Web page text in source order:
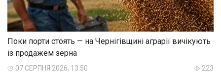
Поки порти стоять — на Чернігівщині аграрії вичікують
із продажем зерна
07 СЕРПНЯ 2026, 13:50 223